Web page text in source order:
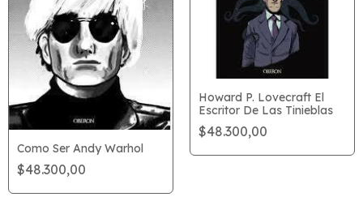
Como Ser Andy Warhol
$48.300,00
Howard P. Lovecraft El
Escritor De Las Tinieblas
$48.300,00